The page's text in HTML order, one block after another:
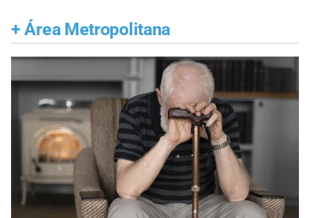
+ Área Metropolitana